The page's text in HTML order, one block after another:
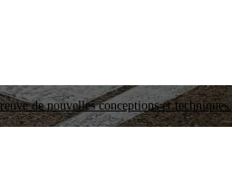
de nouvelles conceptions et techniques.